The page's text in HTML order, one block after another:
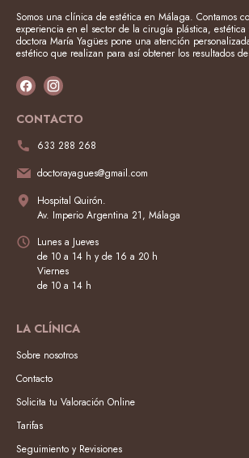
Somos una clínica de estética en Málaga. Contamos
experiencia en el sector de la cirugía plástica, estética
doctora María Yagües pone una atención
estético que realizan para así obtener los resultados
CONTACTO
633 288 268
doctorayagues@gmail.com
Hospital Quirón.
Av. Imperio Argentina 21, Málaga
Lunes a Jueves
de 10 a 14 h y de 16 a 20 h
Viernes
de 10 a 14 h
LA CLÍNICA
Sobre nosotros
Contacto
Solicita tu Valoración Online
Tarifas
Seguimiento y Revisiones